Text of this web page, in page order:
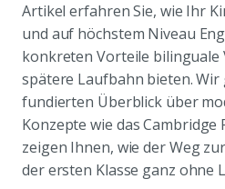
Artikel erfahren Sie, wie Ihr
und auf höchstem Niveau
konkreten Vorteile bilinguale
spätere Laufbahn bieten. Wir
fundierten Überblick über
Konzepte wie das
zeigen Ihnen, wie der Weg
der ersten Klasse ganz ohne